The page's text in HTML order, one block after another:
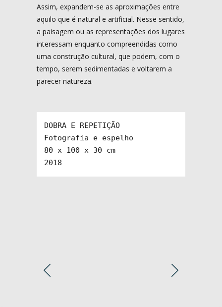
Assim, expandem-se as aproximações entre
aquilo que é natural e artificial. Nesse sentido,
a paisagem ou as representações dos lugares
interessam enquanto compreendidas como
uma construção cultural, que podem, com o
tempo, serem sedimentadas e voltarem a
parecer natureza.
DOBRA E REPETIÇÃO
Fotografia e espelho
80 x 100 x 30 cm
2018